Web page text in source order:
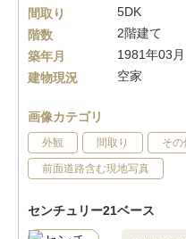
間取り
5DK
階数
2階建て
築年月
1981年03月
建物現況
空家
画像カテゴリ
外観 間取り その
前面道路含む現地写真
センチュリー21ベース